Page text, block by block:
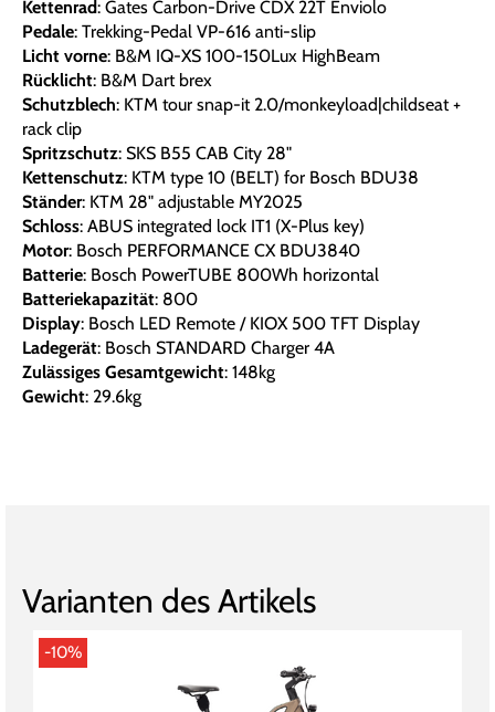
Kettenrad: Gates Carbon-Drive CDX 22T Enviolo
Pedale: Trekking-Pedal VP-616 anti-slip
Licht vorne: B&M IQ-XS 100-150Lux HighBeam
Rücklicht: B&M Dart brex
Schutzblech: KTM tour snap-it 2.0/monkeyload|childseat +
rack clip
Spritzschutz: SKS B55 CAB City 28"
Kettenschutz: KTM type 10 (BELT) for Bosch BDU38
Ständer: KTM 28" adjustable MY2025
Schloss: ABUS integrated lock IT1 (X-Plus key)
Motor: Bosch PERFORMANCE CX BDU3840
Batterie: Bosch PowerTUBE 800Wh horizontal
Batteriekapazität: 800
Display: Bosch LED Remote / KIOX 500 TFT Display
Ladegerät: Bosch STANDARD Charger 4A
Zulässiges Gesamtgewicht: 148kg
Gewicht: 29.6kg
Varianten des Artikels
-10%